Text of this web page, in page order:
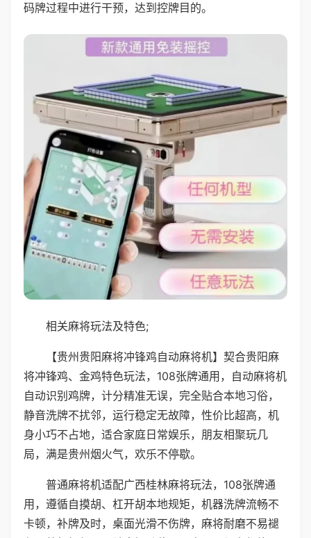
码牌过程中进行干预，达到控牌目的。
相关麻将玩法及特色;
【贵州贵阳麻将冲锋鸡自动麻将机】契合贵阳麻
将冲锋鸡、金鸡特色玩法，108张牌通用，自动麻将机
自动识别鸡牌，计分精准无误，完全贴合本地习俗，
静音洗牌不扰邻，运行稳定无故障，性价比超高，机
身小巧不占地，适合家庭日常娱乐，朋友相聚玩几
局，满是贵州烟火气，欢乐不停歇。
普通麻将机适配广西桂林麻将玩法，108张牌通
用，遵循自摸胡、杠开胡本地规矩，机器洗牌流畅不
卡顿，补牌及时，桌面光滑不伤牌，麻将耐磨不易褪